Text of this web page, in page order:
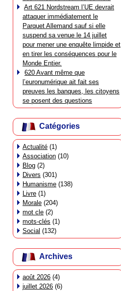
Art 621 Nordstream l’UE devrait
attaquer immédiatement le
Parquet Allemand sauf si elle
suspend sa venue le 14 juillet
pour mener une enquête limpide et
en tirer les conséquences pour le
Monde Entier.
620 Avant même que
l’euronumérique ait fait ses
preuves les banques, les citoyens
se posent des questions
Catégories
Actualité (1)
Association (10)
Blog (2)
Divers (301)
Humanisme (138)
Livre (1)
Morale (204)
mot cle (2)
mots-clés (1)
Social (132)
Archives
août 2026 (4)
juillet 2026 (6)